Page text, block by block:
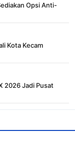
Opsi Anti-
Kota Kecam
2026 Jadi Pusat